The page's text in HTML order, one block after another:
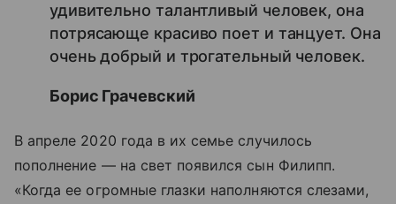
удивительно талантливый человек, она
потрясающе красиво поет и танцует. Она
очень добрый и трогательный человек.
Борис Грачевский
В апреле 2020 года в их семье случилось
пополнение — на свет появился сын Филипп.
«Когда ее огромные глазки наполняются слезами,